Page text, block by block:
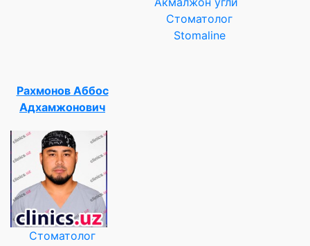
Стоматолог
Stomaline
Рахмонов Аббос
Адхамжонович
Стоматолог